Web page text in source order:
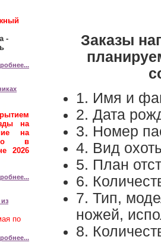
-
на
на
в
2026
по
Заказы
1. Имя и
2. Дата
3. Номер
4. Вид
5. План
6.
7. Тип,
ножей,
8.